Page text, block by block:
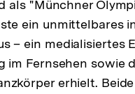
als "Münchner
ein unmittelbares
– ein medialisiertes
Fernsehen sowie
erhielt.